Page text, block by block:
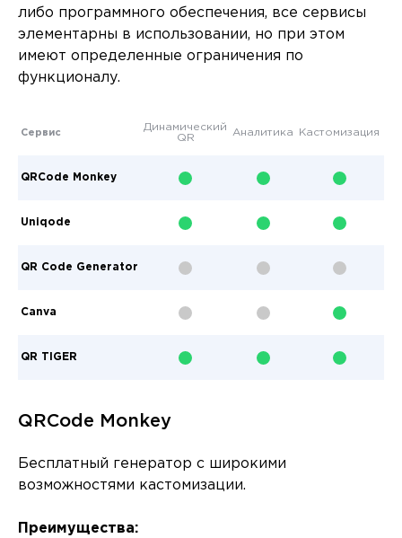
либо программного обеспечения, все сервисы
элементарны в использовании, но при этом
имеют определенные ограничения по
функционалу.
Сервис
QRCode Monkey
Uniqode
QR Code Generator
Canva
QR TIGER
Динамический
QR
Аналитика Кастомизация
QRCode Monkey
Бесплатный генератор с широкими
возможностями кастомизации.
Преимущества: